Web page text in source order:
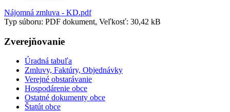
Nájomná zmluva - KD.pdf
Typ súboru: PDF dokument, Veľkosť: 30,42 kB
Zverejňovanie
Úradná tabuľa
Zmluvy, Faktúry, Objednávky
Verejné obstarávanie
Hospodárenie obce
Ostatné dokumenty obce
Štatút obce